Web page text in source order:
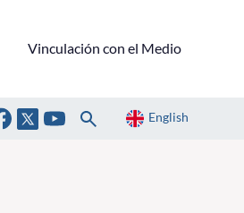
Vinculación con el Medio
English